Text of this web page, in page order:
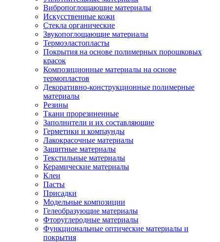
Вибропоглощающие материалы
Искусственные кожи
Стекла органические
Звукопоглощающие материалы
Термоэластопласты
Покрытия на основе полимерных порошковых
красок
Композиционные материалы на основе
термопластов
Декоративно-конструкционные полимерные
материалы
Резины
Ткани прорезиненные
Заполнители и их составляющие
Герметики и компаунды
Лакокрасочные материалы
Защитные материалы
Текстильные материалы
Керамические материалы
Клеи
Пасты
Присадки
Модельные композиции
Гелеобразующие материалы
Фторуглеродные материалы
Функциональные оптические материалы и
покрытия